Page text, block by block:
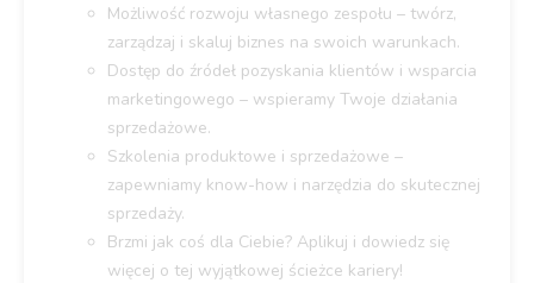
Możliwość rozwoju własnego zespołu – twórz,
zarządzaj i skaluj biznes na swoich warunkach.
Dostęp do źródeł pozyskania klientów i wsparcia
marketingowego – wspieramy Twoje działania
sprzedażowe.
Szkolenia produktowe i sprzedażowe –
zapewniamy know-how i narzędzia do skutecznej
sprzedaży.
Brzmi jak coś dla Ciebie? Aplikuj i dowiedz się
więcej o tej wyjątkowej ścieżce kariery!